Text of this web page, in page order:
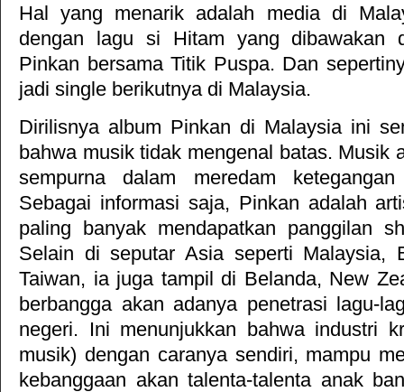
Hal yang menarik adalah media di
dengan lagu si Hitam yang dibawakan
Pinkan bersama Titik Puspa. Dan
jadi single berikutnya di Malaysia.
Dirilisnya album Pinkan di Malaysia ini
bahwa musik tidak mengenal batas. Musik
sempurna dalam meredam
Sebagai informasi saja, Pinkan adalah
paling banyak mendapatkan panggilan
Selain di seputar Asia seperti Malaysia,
Taiwan, ia juga tampil di Belanda, New
berbangga akan adanya penetrasi lagu-
negeri. Ini menunjukkan bahwa industri
musik) dengan caranya sendiri, mampu
kebanggaan akan talenta-talenta anak